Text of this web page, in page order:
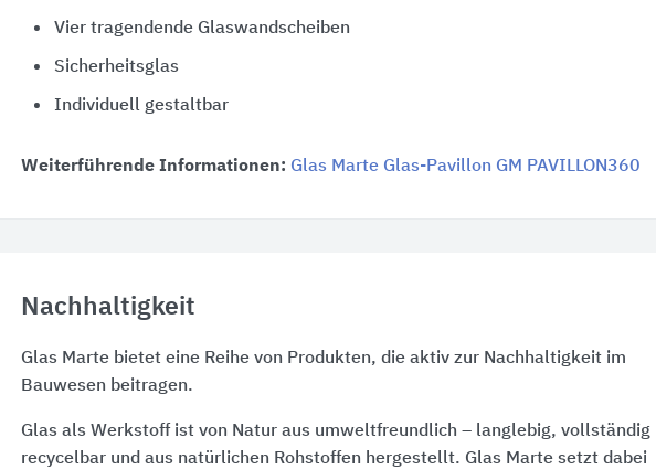
Vier tragendende Glaswandscheiben
Sicherheitsglas
Individuell gestaltbar
Weiterführende Informationen: Glas Marte Glas-Pavillon GM PAVILLON360
Nachhaltigkeit
Glas Marte bietet eine Reihe von Produkten, die aktiv zur Nachhaltigkeit im
Bauwesen beitragen.
Glas als Werkstoff ist von Natur aus umweltfreundlich – langlebig, vollständig
recycelbar und aus natürlichen Rohstoffen hergestellt. Glas Marte setzt dabei